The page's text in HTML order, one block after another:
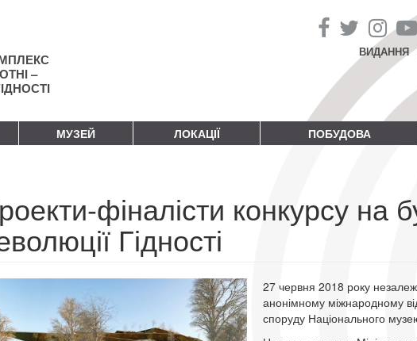
–
ВИДАННЯ
МУЗЕЙ ЛОКАЦІЇ ПОБУДОВА
фіналісти конкурсу на
Гідності
27 червня 2018 року
анонімному міжнародному
споруду Національного